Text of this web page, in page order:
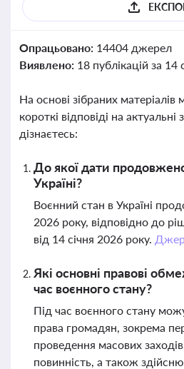
Опрацьовано: 14404 джерел
Виявлено: 18 публікацій за 14
На основі зібраних
короткі відповіді на
дізнаєтесь:
До якої дати
Україні?
Воєнний стан в Україні
2026 року, відповідно до
від 14 січня 2026 року.
Які основні правові
час воєнного стану?
Під час воєнного стану
права громадян, зокрема
проведення масових
повинність, а також